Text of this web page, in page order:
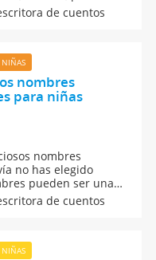
de originales
bien. Son
de cuentos
NIÑAS
nombres
para niñas
nombres
no has elegido
pueden ser una
que inspiran paz,
en creencias
de cuentos
NIÑAS